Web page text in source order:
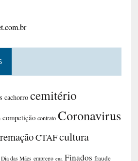
cachorro cemitério
competição contrato Coronavirus
CTAFcultura
Dia das Mães emprego eua Finados fraude